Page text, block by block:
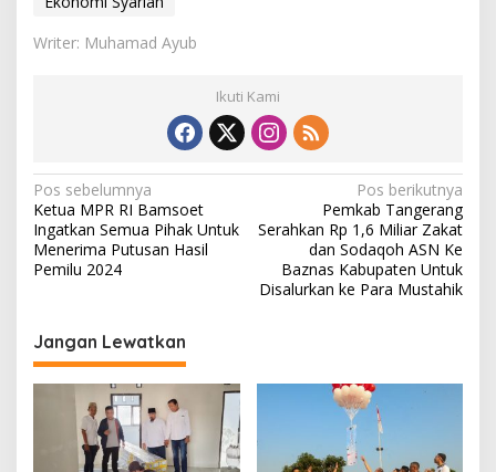
Writer: Muhamad Ayub
Ikuti Kami
N
a
v
i
a
s
Pos sebelumnya
Ketua MPR RI Bamsoet
Ingatkan Semua Pihak Untuk
Menerima Putusan Hasil
Pemilu 2024
Pos berikutnya
Pemkab Tangerang
Serahkan Rp 1,6 Miliar Zakat
dan Sodaqoh ASN Ke
Baznas Kabupaten Untuk
Disalurkan ke Para Mustahik
Jangan Lewatkan